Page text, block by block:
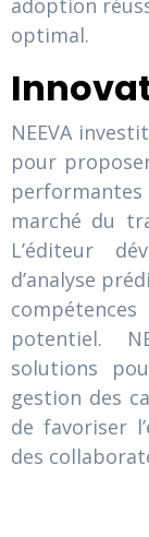
adoption
optimal.
NEEVA
pour
marché du
L’éditeur
d’analyse
potentiel.
solutions
gestion des
de favoriser
des